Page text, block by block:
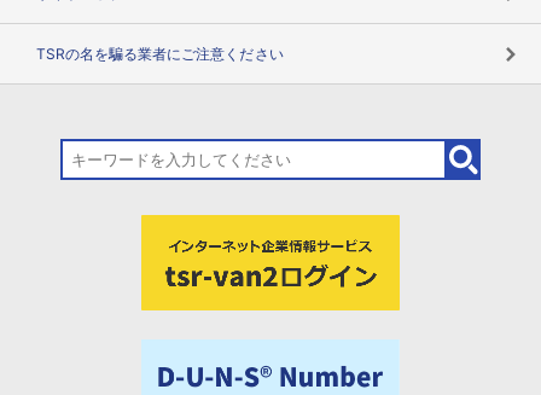
TSRの名を騙る業者にご注意ください